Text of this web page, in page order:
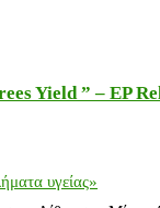
Yield ” – EP
υγείας»